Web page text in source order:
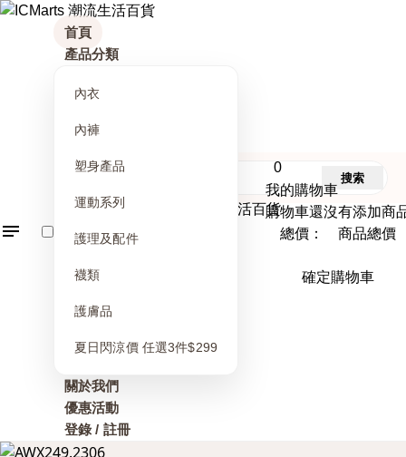
首頁
產品分類
內衣
內褲
塑身產品
運動系列
護理及配件
襪類
護膚品
夏日閃涼價 任選3件$299
關於我們
優惠活動
登錄 / 註冊
0
我的購物車
購物車還沒有添加商
總價： 商品總價
確定購物車
搜索